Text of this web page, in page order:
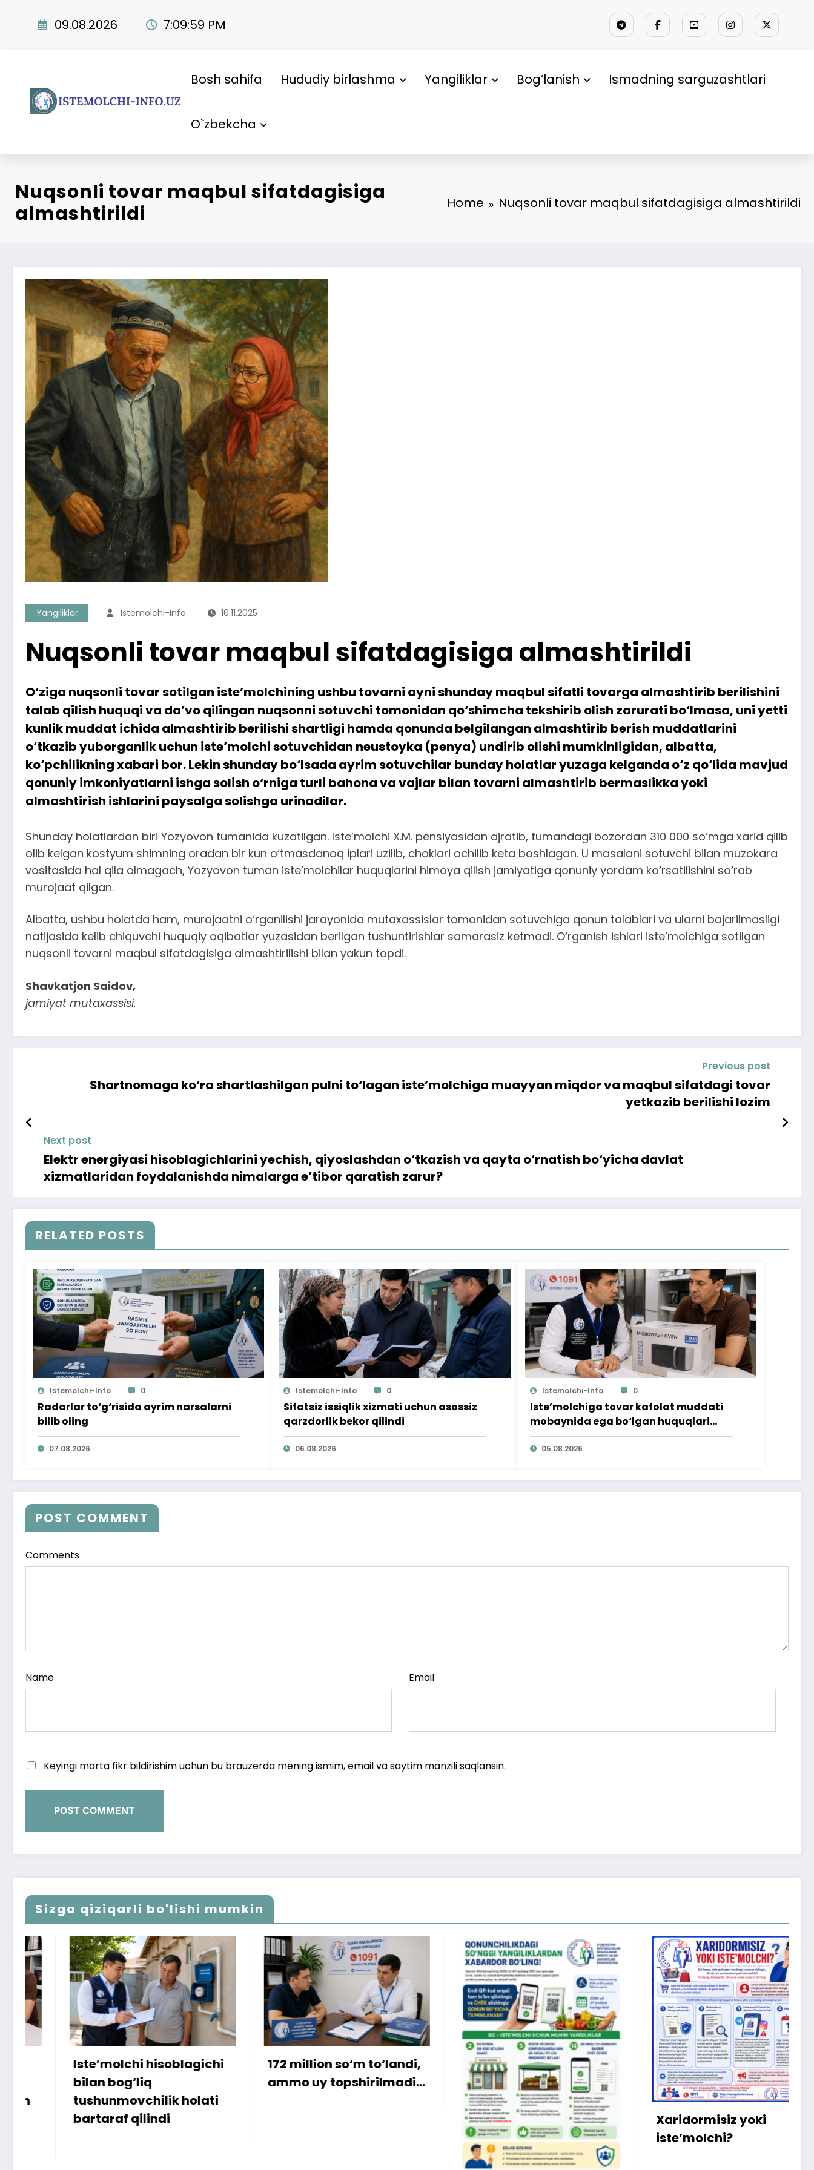
09.08.2026 7:10:00 PM
Bosh sahifa Hududiy birlashma Yangiliklar Bog’lanish Ismadning sarguzashtlari
O`zbekcha
Nuqsonli tovar maqbul sifatdagisiga
almashtirildi
Home Nuqsonli tovar maqbul sifatdagisiga almashtirildi
Yangiliklar Istemolchi-Info 10.11.2025
Nuqsonli tovar maqbul sifatdagisiga almashtirildi
O‘ziga nuqsonli tovar sotilgan iste’molchining ushbu tovarni ayni shunday maqbul sifatli tovarga almashtirib berilishini
talab qilish huquqi va da’vo qilingan nuqsonni sotuvchi tomonidan qo‘shimcha tekshirib olish zarurati bo‘lmasa, uni yetti
kunlik muddat ichida almashtirib berilishi shartligi hamda qonunda belgilangan almashtirib berish muddatlarini
o‘tkazib yuborganlik uchun iste’molchi sotuvchidan neustoyka (penya) undirib olishi mumkinligidan, albatta,
ko‘pchilikning xabari bor. Lekin shunday bo‘lsada ayrim sotuvchilar bunday holatlar yuzaga kelganda o‘z qo‘lida mavjud
qonuniy imkoniyatlarni ishga solish o‘rniga turli bahona va vajlar bilan tovarni almashtirib bermaslikka yoki
almashtirish ishlarini paysalga solishga urinadilar.
Shunday holatlardan biri Yozyovon tumanida kuzatilgan. Iste’molchi X.M. pensiyasidan ajratib, tumandagi bozordan 310 000 so‘mga xarid qilib
olib kelgan kostyum shimning oradan bir kun o‘tmasdanoq iplari uzilib, choklari ochilib keta boshlagan. U masalani sotuvchi bilan muzokara
vositasida hal qila olmagach, Yozyovon tuman iste’molchilar huquqlarini himoya qilish jamiyatiga qonuniy yordam ko‘rsatilishini so‘rab
murojaat qilgan.
Albatta, ushbu holatda ham, murojaatni o‘rganilishi jarayonida mutaxassislar tomonidan sotuvchiga qonun talablari va ularni bajarilmasligi
natijasida kelib chiquvchi huquqiy oqibatlar yuzasidan berilgan tushuntirishlar samarasiz ketmadi. O‘rganish ishlari iste’molchiga sotilgan
nuqsonli tovarni maqbul sifatdagisiga almashtirilishi bilan yakun topdi.
Shavkatjon Saidov,
jamiyat mutaxassisi.
Previous post
Shartnomaga ko‘ra shartlashilgan pulni to‘lagan iste’molchiga muayyan miqdor va maqbul sifatdagi tovar
yetkazib berilishi lozim
Next post
Elektr energiyasi hisoblagichlarini yechish, qiyoslashdan o‘tkazish va qayta o‘rnatish bo‘yicha davlat
xizmatlaridan foydalanishda nimalarga e’tibor qaratish zarur?
RELATED POSTS
Istemolchi-Info 0
Radarlar to‘g‘risida ayrim narsalarni
bilib oling
07.08.2026
Istemolchi-Info 0
Sifatsiz issiqlik xizmati uchun asossiz
qarzdorlik bekor qilindi
06.08.2026
Istemolchi-Info 0
Iste’molchiga tovar kafolat muddati
mobaynida ega bo‘lgan huquqlari
ta’minlab berildi
05.08.2026
POST COMMENT
Comments
Name Email
Keyingi marta fikr bildirishim uchun bu brauzerda mening ismim, email va saytim manzili saqlansin.
Sizga qiziqarli bo'lishi mumkin
Iste’molchi hisoblagichi
bilan bog‘liq
tushunmovchilik holati
bartaraf qilindi
172 million so‘m to‘landi,
ammo uy topshirilmadi…
Xaridormisiz yoki
iste’molchi?